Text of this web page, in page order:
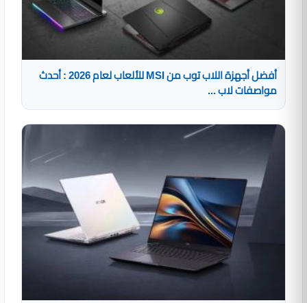
أفضل أجهزة اللاب توب من MSI للألعاب لعام 2026 : أحدث
مواصفات لاب ...